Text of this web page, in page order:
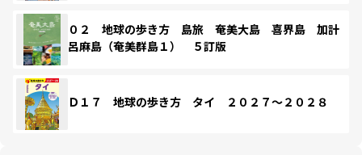
０２ 地球の歩き方 島旅 奄美大島 喜界島 加計
呂麻島（奄美群島１） ５訂版
Ｄ１７ 地球の歩き方 タイ ２０２７～２０２８